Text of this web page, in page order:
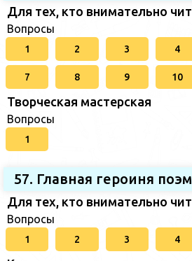
Для тех, кто внимательно
Вопросы
1 2 3 4
7 8 9 10
Творческая мастерская
Вопросы
1
57. Главная героиня
Для тех, кто внимательно
Вопросы
1 2 3 4